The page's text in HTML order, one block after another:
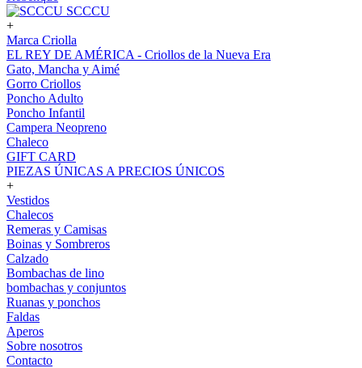
SCCCU
+
Marca Criolla
EL REY DE AMÉRICA - Criollos de la Nueva Era
Gato, Mancha y Aimé
Gorro Criollos
Poncho Adulto
Poncho Infantil
Campera Neopreno
Chaleco
GIFT CARD
PIEZAS ÚNICAS A PRECIOS ÚNICOS
+
Vestidos
Chalecos
Remeras y Camisas
Boinas y Sombreros
Calzado
Bombachas de lino
bombachas y conjuntos
Ruanas y ponchos
Faldas
Aperos
Sobre nosotros
Contacto